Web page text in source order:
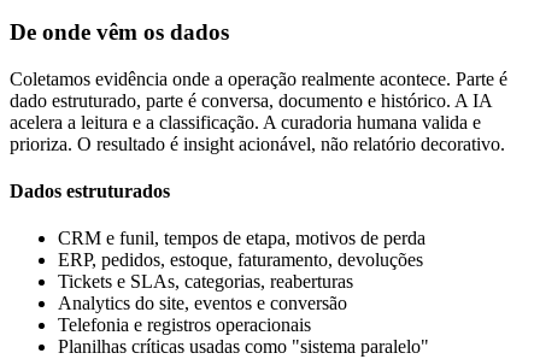
De onde vêm os dados
Coletamos evidência onde a operação realmente acontece. Parte é
dado estruturado, parte é conversa, documento e histórico. A IA
acelera a leitura e a classificação. A curadoria humana valida e
prioriza. O resultado é insight acionável, não relatório decorativo.
Dados estruturados
CRM e funil, tempos de etapa, motivos de perda
ERP, pedidos, estoque, faturamento, devoluções
Tickets e SLAs, categorias, reaberturas
Analytics do site, eventos e conversão
Telefonia e registros operacionais
Planilhas críticas usadas como "sistema paralelo"